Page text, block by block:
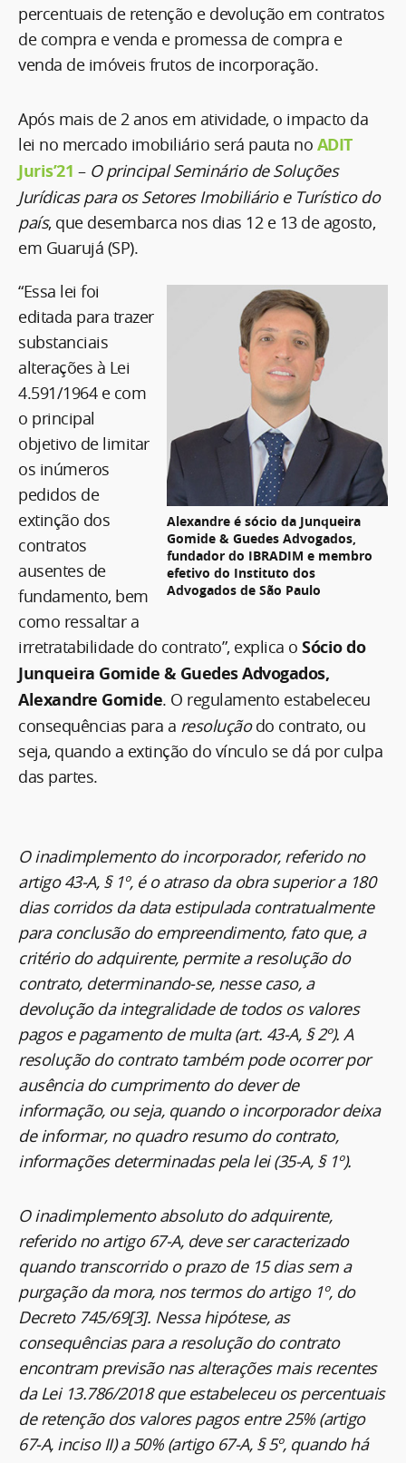
percentuais de retenção e devolução em contratos
de compra e venda e promessa de compra e
venda de imóveis frutos de incorporação.
Após mais de 2 anos em atividade, o impacto da
lei no mercado imobiliário será pauta no ADIT
Juris’21 – O principal Seminário de Soluções
Jurídicas para os Setores Imobiliário e Turístico do
país, que desembarca nos dias 12 e 13 de agosto,
em Guarujá (SP).
Alexandre é sócio da Junqueira
Gomide & Guedes Advogados,
fundador do IBRADIM e membro
efetivo do Instituto dos
Advogados de São Paulo
“Essa lei foi
editada para trazer
substanciais
alterações à Lei
4.591/1964 e com
o principal
objetivo de limitar
os inúmeros
pedidos de
extinção dos
contratos
ausentes de
fundamento, bem
como ressaltar a
irretratabilidade do contrato”, explica o Sócio do
Junqueira Gomide & Guedes Advogados,
Alexandre Gomide. O regulamento estabeleceu
consequências para a resoluçãodo contrato, ou
seja, quando a extinção do vínculo se dá por culpa
das partes.
O inadimplemento do incorporador, referido no
artigo 43-A, § 1º, é o atraso da obra superior a 180
dias corridos da data estipulada contratualmente
para conclusão do empreendimento, fato que, a
critério do adquirente, permite a resolução do
contrato, determinando-se, nesse caso, a
devolução da integralidade de todos os valores
pagos e pagamento de multa (art. 43-A, § 2º). A
resolução do contrato também pode ocorrer por
ausência do cumprimento do dever de
informação, ou seja, quando o incorporador deixa
de informar, no quadro resumo do contrato,
informações determinadas pela lei (35-A, § 1º).
O inadimplemento absoluto do adquirente,
referido no artigo 67-A, deve ser caracterizado
quando transcorrido o prazo de 15 dias sem a
purgação da mora, nos termos do artigo 1º, do
Decreto 745/69[3]. Nessa hipótese, as
consequências para a resolução do contrato
encontram previsão nas alterações mais recentes
da Lei 13.786/2018 que estabeleceu os percentuais
de retenção dos valores pagos entre 25% (artigo
67-A, inciso II) a 50% (artigo 67-A, § 5º, quando há